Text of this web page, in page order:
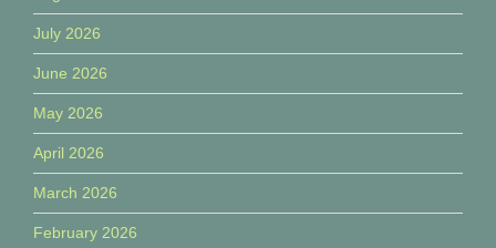
July 2026
June 2026
May 2026
April 2026
March 2026
February 2026